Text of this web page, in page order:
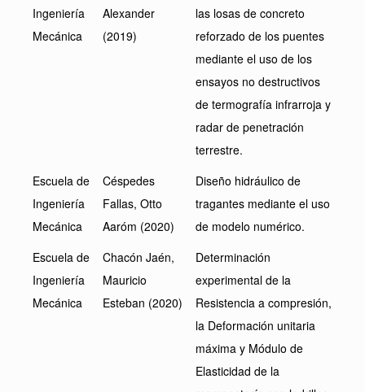
Ingeniería
Mecánica
Alexander
(2019)
las losas de concreto
reforzado de los puentes
mediante el uso de los
ensayos no destructivos
de termografía infrarroja y
radar de penetración
terrestre.
Escuela de
Ingeniería
Mecánica
Céspedes
Fallas, Otto
Aaróm (2020)
Diseño hidráulico de
tragantes mediante el uso
de modelo numérico.
Escuela de
Ingeniería
Mecánica
Chacón Jaén,
Mauricio
Esteban (2020)
Determinación
experimental de la
Resistencia a compresión,
la Deformación unitaria
máxima y Módulo de
Elasticidad de la